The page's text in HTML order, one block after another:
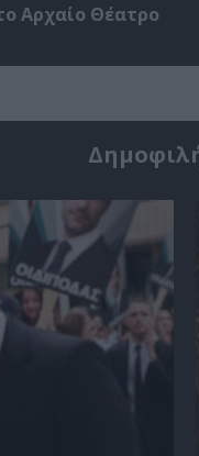
Αρχαίο Θέατρο